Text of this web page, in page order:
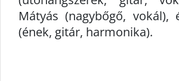
Mátyás (nagybőgő, vokál),
(ének, gitár, harmonika).